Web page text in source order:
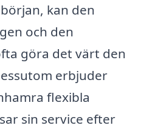
kan den
och den
göra det värt den
erbjuder
flexibla
sin service efter